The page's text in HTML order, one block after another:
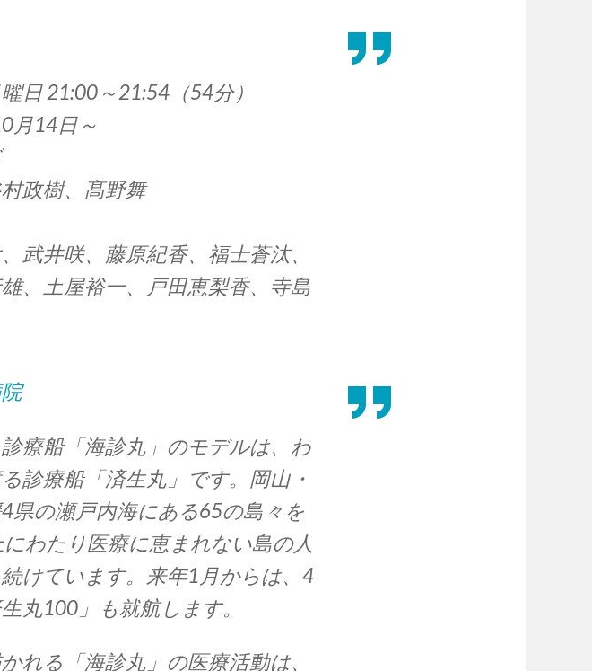
日 21:00～21:54（54分）
月14日～
政樹、髙野舞
武井咲、藤原紀香、福士蒼汰、
、土屋裕一、戸田恵梨香、寺島
療船「海診丸」のモデルは、わ
診療船「済生丸」です。岡山・
県の瀬戸内海にある65の島々を
わたり医療に恵まれない島の人
けています。来年1月からは、4
丸100」も就航します。
れる「海診丸」の医療活動は、